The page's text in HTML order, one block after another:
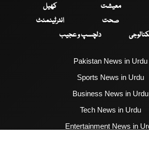
معیشت
کھیل
صحت
انٹرٹینمنٹ
دلچسپ و عجیب
Pakistan News in Urdu
Sports News in Urdu
Business News in Urdu
Tech News in Urdu
Entertainment News in